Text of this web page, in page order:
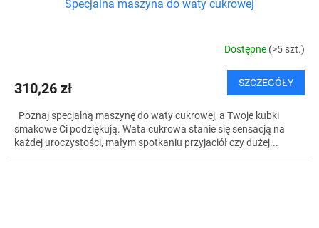
Specjalna maszyna do waty cukrowej
Dostępne (>5 szt.)
310,26 zł SZCZEGÓŁY
Poznaj specjalną maszynę do waty cukrowej, a Twoje kubki
smakowe Ci podziękują. Wata cukrowa stanie się sensacją na
każdej uroczystości, małym spotkaniu przyjaciół czy dużej...